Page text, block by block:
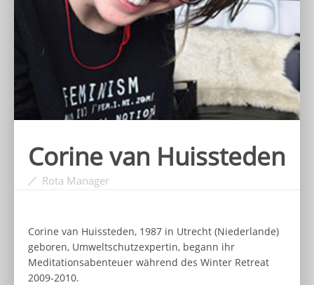
Corine van Huissteden
Rota Manager
Corine van Huissteden, 1987 in Utrecht (Niederlande)
geboren, Umweltschutzexpertin, begann ihr
Meditationsabenteuer während des Winter Retreat
2009-2010.